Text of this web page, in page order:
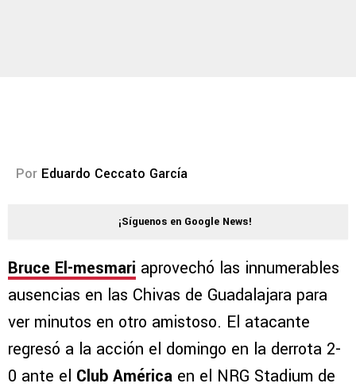
Por Eduardo Ceccato García
¡Síguenos en Google News!
Bruce El-mesmari aprovechó las innumerables
ausencias en las Chivas de Guadalajara para
ver minutos en otro amistoso. El atacante
regresó a la acción el domingo en la derrota 2-
0 ante el Club América en el NRG Stadium de